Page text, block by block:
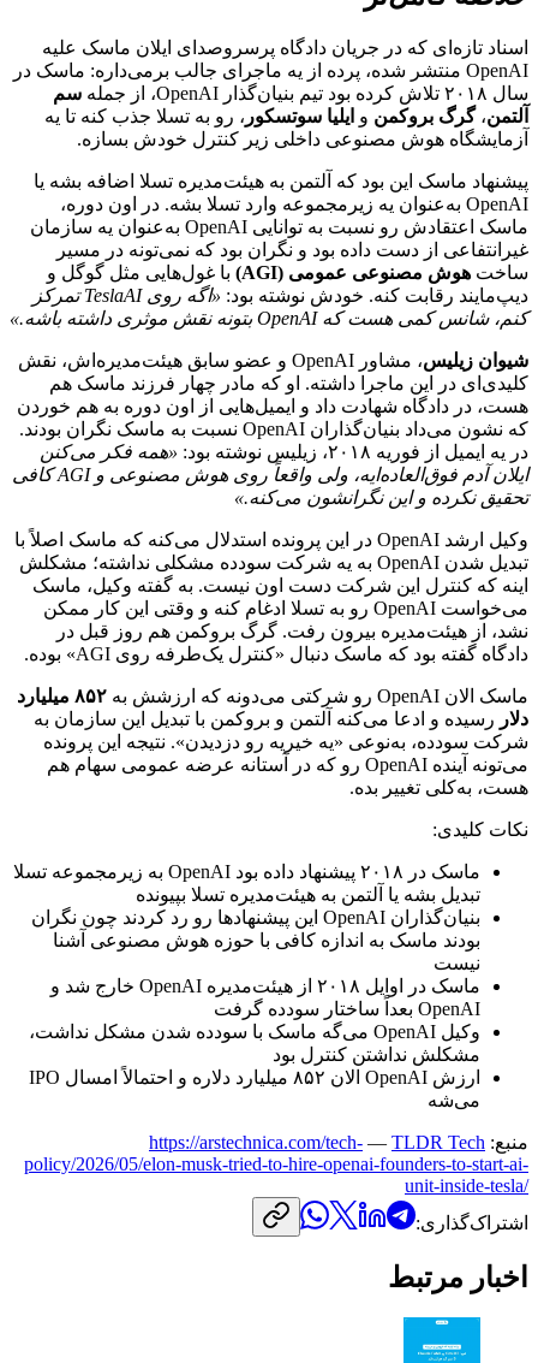
اسناد تازه‌ای که در جریان دادگاه پرسروصدای ایلان ماسک علیه
OpenAI منتشر شده، پرده از یه ماجرای جالب برمی‌داره: ماسک در
سال ۲۰۱۸ تلاش کرده بود تیم بنیان‌گذار OpenAI، از جمله سم
آلتمن، گرگ بروکمن و ایلیا سوتسکور ، رو به تسلا جذب کنه تا یه
آزمایشگاه هوش مصنوعی داخلی زیر کنترل خودش بسازه.
پیشنهاد ماسک این بود که آلتمن به هیئت‌مدیره تسلا اضافه بشه یا
OpenAI به‌عنوان یه زیرمجموعه وارد تسلا بشه. در اون دوره،
ماسک
اعتقادش رو نسبت به توانایی OpenAI به‌عنوان یه سازمان
غیرانتفاعی از دست داده بود و نگران بود که نمی‌تونه در مسیر
ساخت هوش مصنوعی عمومی (AGI) با غول‌هایی مثل گوگل و
دیپ‌مایند رقابت کنه. خودش نوشته بود: «اگه روی TeslaAI تمرکز
کنم، شانس کمی هست که OpenAI بتونه نقش موثری داشته باشه.»
شیوان زیلیس، مشاور OpenAI و عضو سابق هیئت‌مدیره‌اش، نقش
کلیدی‌ای در این ماجرا داشته. او که مادر چهار فرزند ماسک هم
هست، در دادگاه شهادت داد و ایمیل‌هایی از اون دوره به هم خوردن
که نشون می‌داد بنیان‌گذاران OpenAI نسبت به ماسک نگران بودند.
در یه ایمیل از فوریه ۲۰۱۸، زیلیس نوشته بود: «همه فکر می‌کنن
ایلان آدم فوق‌العاده‌ایه، ولی واقعاً روی هوش مصنوعی و AGI کافی
تحقیق نکرده و این نگرانشون می‌کنه.»
وکیل ارشد OpenAI در این پرونده استدلال می‌کنه که ماسک اصلاً با
تبدیل شدن OpenAI به یه شرکت سودده مشکلی نداشته؛ مشکلش
اینه که کنترل این شرکت دست اون نیست. به گفته وکیل، ماسک
می‌خواست OpenAI رو به تسلا ادغام کنه و وقتی این کار ممکن
نشد، از هیئت‌مدیره بیرون رفت. گرگ بروکمن هم روز قبل در
دادگاه گفته بود که ماسک دنبال «کنترل یک‌طرفه روی AGI
» بوده.
ماسک الان OpenAI رو شرکتی می‌دونه که ارزشش به ۸۵۲ میلیارد
دلار رسیده و ادعا می‌کنه آلتمن و بروکمن با تبدیل این سازمان به
شرکت سودده، به‌نوعی «یه خیریه رو دزدیدن». نتیجه این پرونده
می‌تونه آینده OpenAI رو که در آستانه عرضه عمومی سهام هم
هست، به‌کلی تغییر بده.
نکات کلیدی:
ماسک در ۲۰۱۸ پیشنهاد داده بود OpenAI به زیرمجموعه تسلا
تبدیل بشه یا آلتمن به هیئت‌مدیره تسلا بپیونده
بنیان‌گذاران OpenAI این پیشنهادها رو رد کردند چون نگران
بودند ماسک به اندازه کافی با حوزه هوش مصنوعی آشنا
نیست
ماسک در اوایل ۲۰۱۸ از هیئت‌مدیره OpenAI خارج شد و
OpenAI بعداً ساختار سودده گرفت
وکیل OpenAI می‌گه ماسک با سودده شدن مشکل نداشت،
مشکلش نداشتن کنترل بود
ارزش OpenAI الان ۸۵۲ میلیارد دلاره و احتمالاً امسال IPO
می‌شه
منبع: TLDR Tech
—
https://arstechnica.com/tech-
policy/2026/05/elon-musk-tried-to-hire-openai-founders-to-start-ai-
unit-inside-tesla/
اشتراک‌گذاری:
اخبار مرتبط